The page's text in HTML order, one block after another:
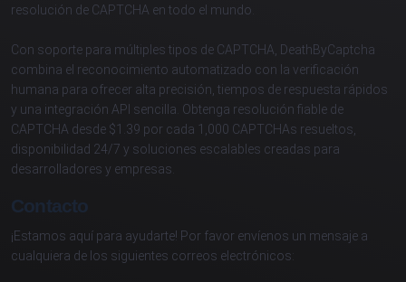
resolución de CAPTCHA en todo el mundo.
Con soporte para múltiples tipos de CAPTCHA, DeathByCaptcha
combina el reconocimiento automatizado con la verificación
humana para ofrecer alta precisión, tiempos de respuesta rápidos
y una integración API sencilla. Obtenga resolución fiable de
CAPTCHA desde $1.39 por cada 1,000 CAPTCHAs resueltos,
disponibilidad 24/7 y soluciones escalables creadas para
desarrolladores y empresas.
Contacto
¡Estamos aquí para ayudarte! Por favor envíenos un mensaje a
cualquiera de los siguientes correos electrónicos: